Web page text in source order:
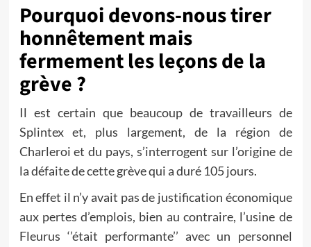
Pourquoi devons-nous tirer
honnêtement mais
fermement les leçons de la
grève ?
Il est certain que beaucoup de travailleurs de
Splintex et, plus largement, de la région de
Charleroi et du pays, s’interrogent sur l’origine de
la défaite de cette grève qui a duré 105 jours.
En effet il n’y avait pas de justification économique
aux pertes d’emplois, bien au contraire, l’usine de
Fleurus ‘’était performante’’ avec un personnel